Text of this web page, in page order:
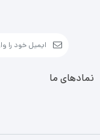
نمادهای ما